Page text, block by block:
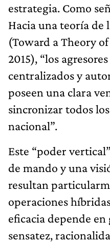
estrategia. Como
Hacia una teoría de
(Toward a Theory
2015), “los
centralizados y
poseen una clara
sincronizar todos
nacional”.
Este “poder
de mando y una
resultan
operaciones
eficacia depende
sensatez,